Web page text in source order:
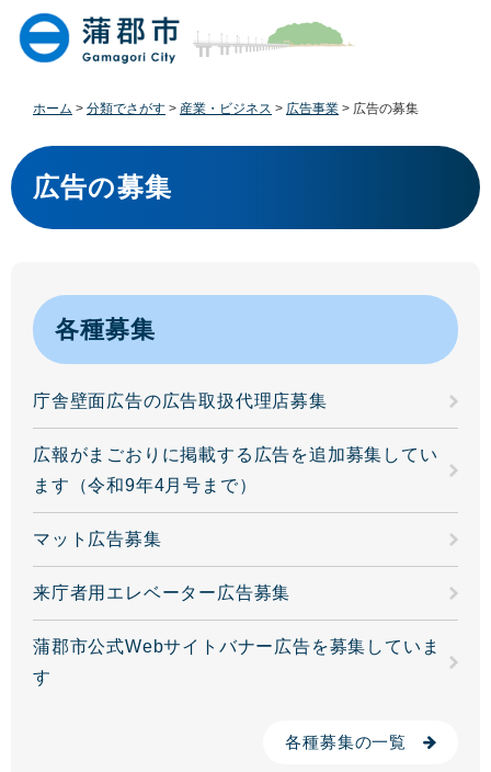
す
。
し
て
ホーム > 分類でさがす > 産業・ビジネス > 広告事業 > 広告の募集
本
文
広告の募集
各種募集
庁舎壁面広告の広告取扱代理店募集
広報がまごおりに掲載する広告を追加募集してい
ます（令和9年4月号まで）
マット広告募集
来庁者用エレベーター広告募集
蒲郡市公式Webサイトバナー広告を募集していま
す
各種募集の一覧